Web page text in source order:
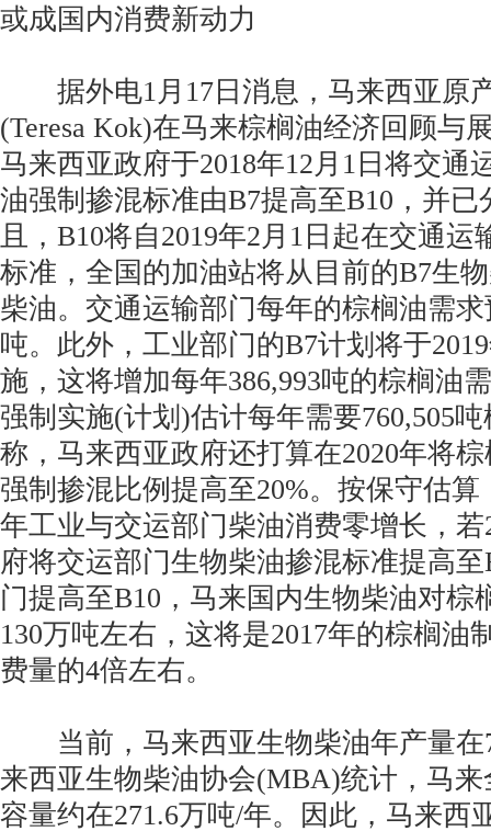
或成国内消费新动力
据外电1月17日消息，马来西亚原
(Teresa Kok)在马来棕榈油经济回顾与
马来西亚政府于2018年12月1日将交通
油强制掺混标准由B7提高至B10，并已
且，B10将自2019年2月1日起在交通运
标准，全国的加油站将从目前的B7生
柴油。交通运输部门每年的棕榈油需求
吨。此外，工业部门的B7计划将于
施，这将增加每年386,993吨的棕榈油
强制实施(计划)估计每年需要760,505
称，马来西亚政府还打算在2020年将
强制掺混比例提高至20%。按保守估
年工业与交运部门柴油消费零增长，
府将交运部门生物柴油掺混标准提高
门提高至B10，马来国内生物柴油对棕
130万吨左右，这将是2017年的棕榈油
费量的4倍左右。
当前，马来西亚生物柴油年产量在
来西亚生物柴油协会(MBA)统计，马
容量约在271.6万吨/年。因此，马来西